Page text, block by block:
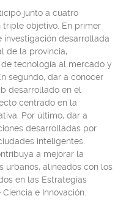
junto a cuatro
objetivo. En primer
investigación desarrollada
de la provincia,
tecnología al mercado y
segundo, dar a conocer
desarrollado en el
centrado en la
Por último, dar a
desarrolladas por
inteligentes.
a mejorar la
urbanos, alineados con los
en las Estrategias
e Innovación.